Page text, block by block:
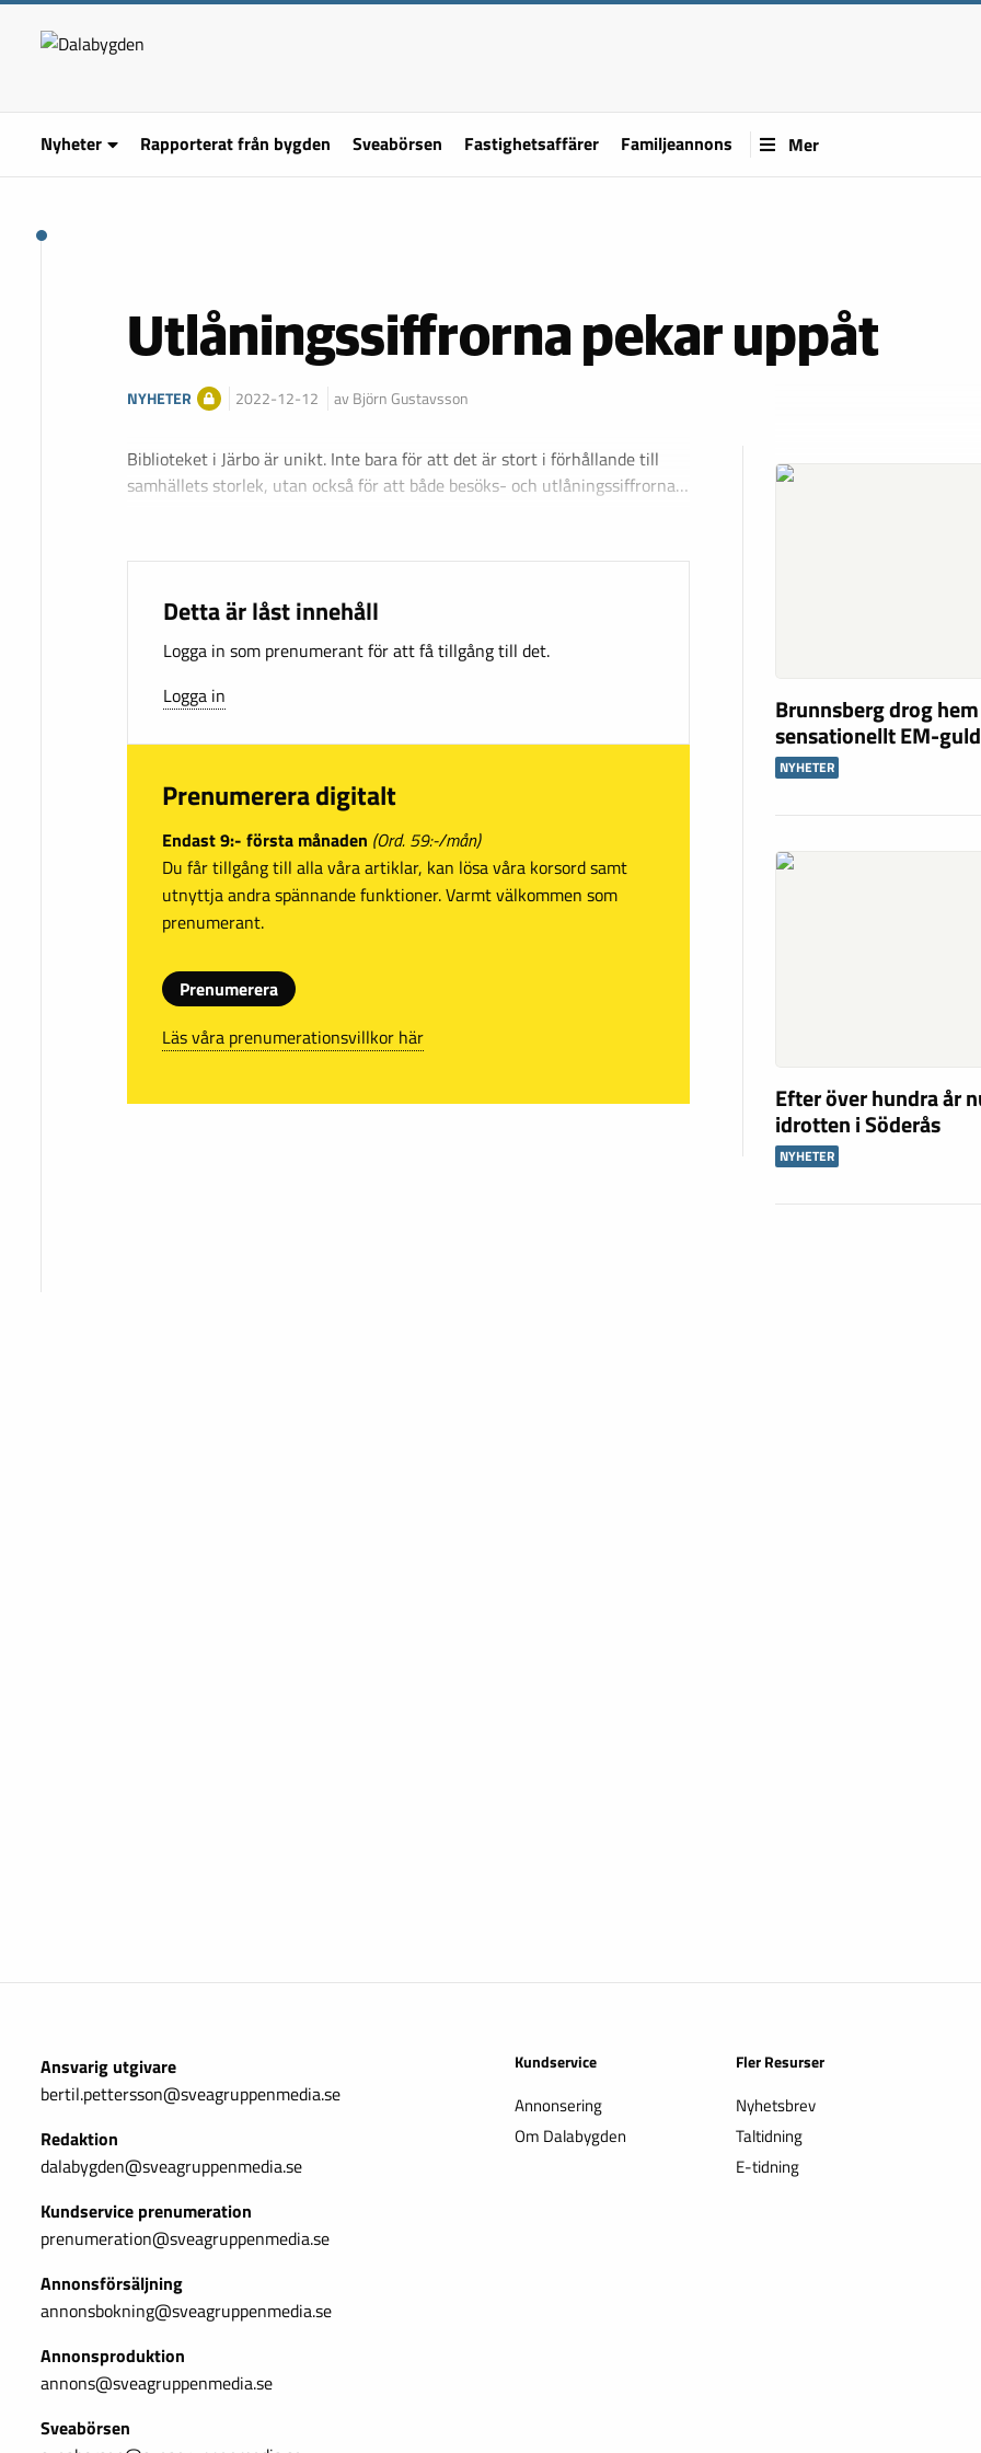
Nyheter Rapporterat från bygden Sveabörsen Fastighetsaffärer Familjeannons Mer
Utlåningssiffrorna pekar uppåt
NYHETER 2022-12-12 av Björn Gustavsson
Biblioteket i Järbo är unikt. Inte bara för att det är stort i förhållande till
samhällets storlek, utan också för att både besöks- och utlåningssiffrorna…
Detta är låst innehåll
Logga in som prenumerant för att få tillgång till det.
Logga in
Prenumerera digitalt
Endast 9:- första månaden (Ord. 59:-/mån)
Du får tillgång till alla våra artiklar, kan lösa våra korsord samt
utnyttja andra spännande funktioner. Varmt välkommen som
prenumerant.
Prenumerera
Läs våra prenumerationsvillkor här
Brunnsberg drog hem
sensationellt EM-guld
NYHETER
Efter över hundra år
idrotten i Söderås
NYHETER
Ansvarig utgivare
bertil.pettersson@sveagruppenmedia.se
Redaktion
dalabygden@sveagruppenmedia.se
Kundservice prenumeration
prenumeration@sveagruppenmedia.se
Annonsförsäljning
annonsbokning@sveagruppenmedia.se
Annonsproduktion
annons@sveagruppenmedia.se
Sveabörsen
Kundservice
Annonsering
Om Dalabygden
Fler Resurser
Nyhetsbrev
Taltidning
E-tidning